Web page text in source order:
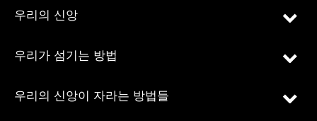
우리의 신앙
우리가 섬기는 방법
우리의 신앙이 자라는 방법들